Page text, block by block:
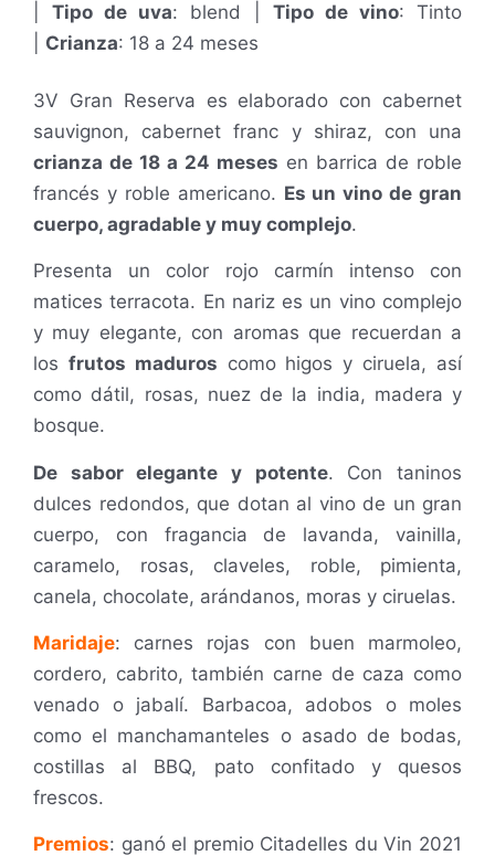
|Tipo de uva: blend | Tipo de vino: Tinto
Crianza: 18 a 24 meses
3V Gran Reserva es elaborado con cabernet
sauvignon, cabernet franc y shiraz, con una
crianza de 18 a 24 meses en barrica de roble
francés y roble americano. Es un vino de gran
cuerpo, agradable y muy complejo.
Presenta un color rojo carmín intenso con
matices terracota. En nariz es un vino complejo
y muy elegante, con aromas que recuerdan a
los frutos maduros como higos y ciruela, así
como dátil, rosas, nuez de la india, madera y
bosque.
De sabor elegante y potente. Con taninos
dulces redondos, que dotan al vino de un gran
cuerpo, con fragancia de lavanda, vainilla,
caramelo, rosas, claveles, roble, pimienta,
canela, chocolate, arándanos, moras y ciruelas.
Maridaje: carnes rojas con buen marmoleo,
cordero, cabrito, también carne de caza como
venado o jabalí. Barbacoa, adobos o moles
como el manchamanteles o asado de bodas,
costillas al BBQ, pato confitado y quesos
frescos.
Premios: ganó el premio Citadelles du Vin 2021